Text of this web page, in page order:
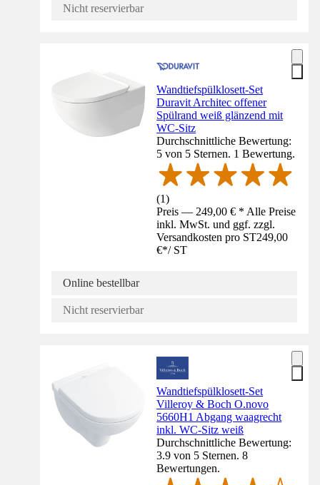
Nicht reservierbar
Wandtiefspülklosett-Set
Duravit Architec offener
Spülrand weiß glänzend mit
WC-Sitz
Durchschnittliche Bewertung:
5 von 5 Sternen. 1 Bewertung.
(1)
Preis — 249,00 € * Alle Preise
inkl. MwSt. und ggf. zzgl.
Versandkosten pro ST249,00
€*/ ST
Online bestellbar
Nicht reservierbar
Wandtiefspülklosett-Set
Villeroy & Boch O.novo
5660H1 Abgang waagrecht
inkl. WC-Sitz weiß
Durchschnittliche Bewertung:
3.9 von 5 Sternen. 8
Bewertungen.